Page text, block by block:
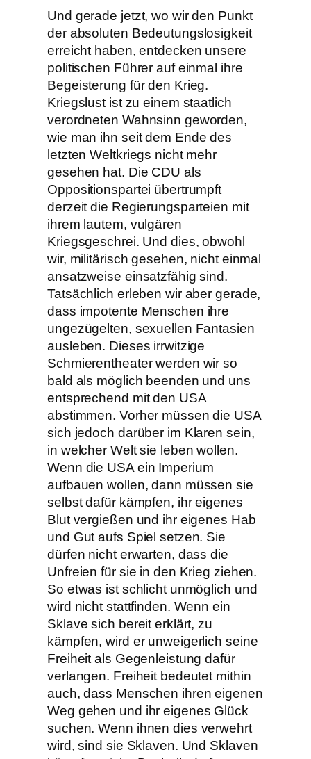
Und gerade jetzt, wo wir den Punkt
der absoluten Bedeutungslosigkeit
erreicht haben, entdecken unsere
politischen Führer auf einmal ihre
Begeisterung für den Krieg.
Kriegslust ist zu einem staatlich
verordneten Wahnsinn geworden,
wie man ihn seit dem Ende des
letzten Weltkriegs nicht mehr
gesehen hat. Die CDU als
Oppositionspartei übertrumpft
derzeit die Regierungsparteien mit
ihrem lautem, vulgären
Kriegsgeschrei. Und dies, obwohl
wir, militärisch gesehen, nicht einmal
ansatzweise einsatzfähig sind.
Tatsächlich erleben wir aber gerade,
dass impotente Menschen ihre
ungezügelten, sexuellen Fantasien
ausleben. Dieses irrwitzige
Schmierentheater werden wir so
bald als möglich beenden und uns
entsprechend mit den USA
abstimmen. Vorher müssen die USA
sich jedoch darüber im Klaren sein,
in welcher Welt sie leben wollen.
Wenn die USA ein Imperium
aufbauen wollen, dann müssen sie
selbst dafür kämpfen, ihr eigenes
Blut vergießen und ihr eigenes Hab
und Gut aufs Spiel setzen. Sie
dürfen nicht erwarten, dass die
Unfreien für sie in den Krieg ziehen.
So etwas ist schlicht unmöglich und
wird nicht stattfinden. Wenn ein
Sklave sich bereit erklärt, zu
kämpfen, wird er unweigerlich seine
Freiheit als Gegenleistung dafür
verlangen. Freiheit bedeutet mithin
auch, dass Menschen ihren eigenen
Weg gehen und ihr eigenes Glück
suchen. Wenn ihnen dies verwehrt
wird, sind sie Sklaven. Und Sklaven